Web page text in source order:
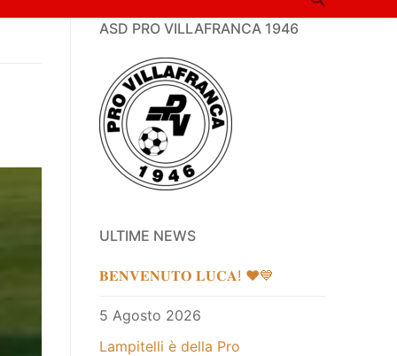
ASD PRO VILLAFRANCA 1946
ULTIME NEWS
𝐁𝐄𝐍𝐕𝐄𝐍𝐔𝐓𝐎 𝐋𝐔𝐂𝐀! ❤️💙
5 Agosto 2026
Lampitelli è della Pro